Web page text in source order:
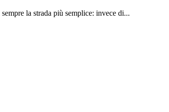
la strada più semplice: invece di...